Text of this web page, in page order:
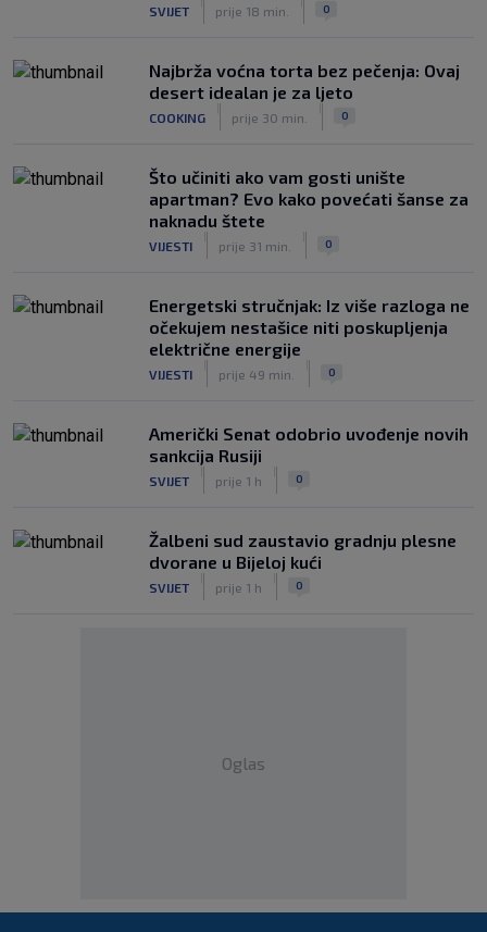
SVIJET prije 18 min. 0
Najbrža voćna torta bez pečenja: Ovaj
desert idealan je za ljeto
COOKING prije 30 min. 0
Što učiniti ako vam gosti unište
apartman? Evo kako povećati šanse za
naknadu štete
VIJESTI prije 31 min. 0
Energetski stručnjak: Iz više razloga ne
očekujem nestašice niti poskupljenja
električne energije
VIJESTI prije 49 min. 0
Američki Senat odobrio uvođenje novih
sankcija Rusiji
SVIJET prije 1 h 0
Žalbeni sud zaustavio gradnju plesne
dvorane u Bijeloj kući
SVIJET prije 1 h 0
Oglas